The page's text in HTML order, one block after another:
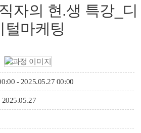
자의 현.생 특강_디
털마케팅
- 2025.05.27 00:00
2025.05.27